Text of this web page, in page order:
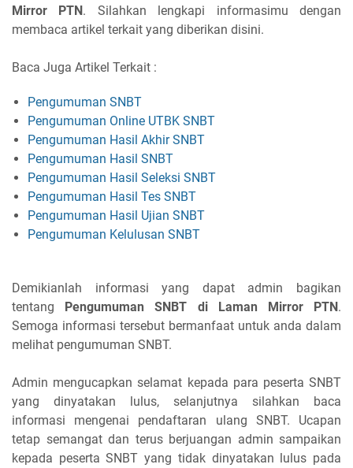
Mirror PTN. Silahkan lengkapi informasimu dengan
membaca artikel terkait yang diberikan disini.
Baca Juga Artikel Terkait :
Pengumuman SNBT
Pengumuman Online UTBK SNBT
Pengumuman Hasil Akhir SNBT
Pengumuman Hasil SNBT
Pengumuman Hasil Seleksi SNBT
Pengumuman Hasil Tes SNBT
Pengumuman Hasil Ujian SNBT
Pengumuman Kelulusan SNBT
Demikianlah informasi yang dapat admin bagikan
tentang Pengumuman SNBT di Laman Mirror PTN.
Semoga informasi tersebut bermanfaat untuk anda dalam
melihat pengumuman SNBT.
Admin mengucapkan selamat kepada para peserta SNBT
yang dinyatakan lulus, selanjutnya silahkan baca
informasi mengenai pendaftaran ulang SNBT. Ucapan
tetap semangat dan terus berjuangan admin sampaikan
kepada peserta SNBT yang tidak dinyatakan lulus pada